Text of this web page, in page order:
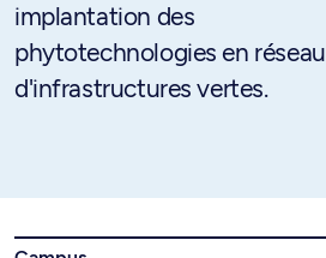
implantation des
phytotechnologies en réseau
d'infrastructures vertes.